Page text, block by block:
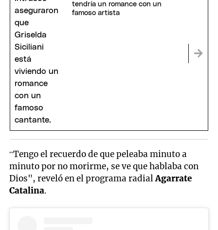
tendría un romance con un
famoso artista
“Tengo el recuerdo de que peleaba minuto a
minuto por no morirme, se ve que hablaba con
Dios", reveló en el programa radialAgarrate
Catalina.